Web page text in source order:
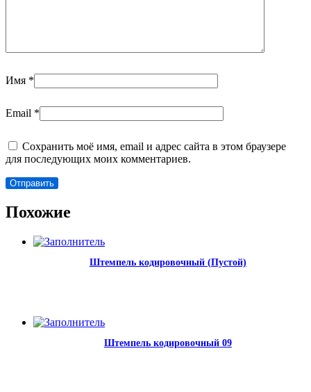
Имя *
Email *
Сохранить моё имя, email и адрес сайта в этом браузере
для последующих моих комментариев.
Похожие
Штемпель кодировочный (Пустой)
Штемпель кодировочный 09